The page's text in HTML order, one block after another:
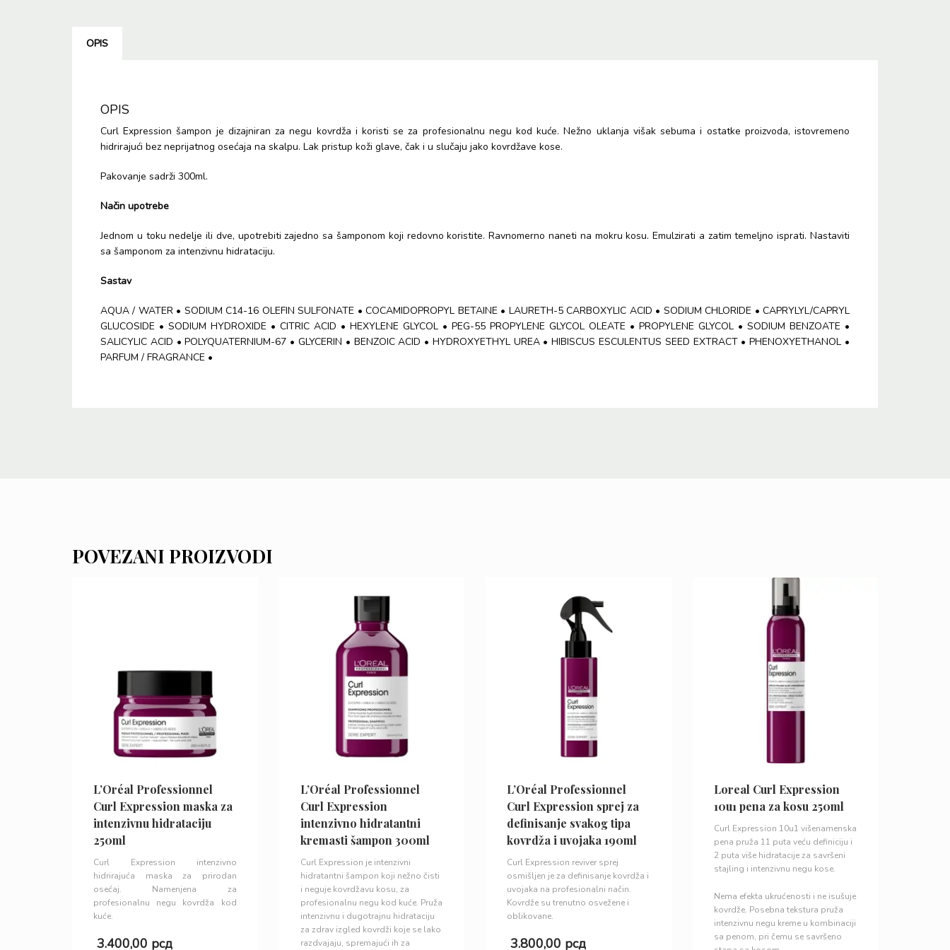
OPIS
OPIS
Curl Expression šampon je dizajniran za negu kovrdža i koristi se za profesionalnu negu kod kuće. Nežno uklanja višak sebuma i ostatke proizvoda, istovremeno
hidrirajući bez neprijatnog osećaja na skalpu. Lak pristup koži glave, čak i u slučaju jako kovrdžave kose.
Pakovanje sadrži 300ml.
Način upotrebe
Jednom u toku nedelje ili dve, upotrebiti zajedno sa šamponom koji redovno koristite. Ravnomerno naneti na mokru kosu. Emulzirati a zatim temeljno isprati. Nastaviti
sa šamponom za intenzivnu hidrataciju.
Sastav
AQUA / WATER • SODIUM C14-16 OLEFIN SULFONATE • COCAMIDOPROPYL BETAINE • LAURETH-5 CARBOXYLIC ACID • SODIUM CHLORIDE • CAPRYLYL/CAPRYL
GLUCOSIDE • SODIUM HYDROXIDE • CITRIC ACID • HEXYLENE GLYCOL • PEG-55 PROPYLENE GLYCOL OLEATE • PROPYLENE GLYCOL • SODIUM BENZOATE •
SALICYLIC ACID • POLYQUATERNIUM-67 • GLYCERIN • BENZOIC ACID • HYDROXYETHYL UREA • HIBISCUS ESCULENTUS SEED EXTRACT • PHENOXYETHANOL •
PARFUM / FRAGRANCE •
POVEZANI PROIZVODI
L’Oréal Professionnel
Curl Expression maska za
intenzivnu hidrataciju
250ml
Curl Expression intenzivno
hidrirajuća maska za prirodan
osećaj. Namenjena za
profesionalnu negu kovrdža kod
kuće.
3.400,00 рсд
L’Oréal Professionnel
Curl Expression
intenzivno hidratantni
kremasti šampon 300ml
Curl Expression je intenzivni
hidratantni šampon koji nežno čisti
i neguje kovrdžavu kosu, za
profesionalnu negu kod kuće. Pruža
intenzivnu i dugotrajnu hidrataciju
za zdrav izgled kovrdži koje se lako
razdvajaju, spremajući ih za
L’Oréal Professionnel
Curl Expression sprej za
definisanje svakog tipa
kovrdža i uvojaka 190ml
Curl Expression reviver sprej
osmišljen je za definisanje kovrdža i
uvojaka na profesionalni način.
Kovrdže su trenutno osvežene i
oblikovane.
3.800,00 рсд
Loreal Curl Expression
10u1 pena za kosu 250ml
Curl Expression 10u1 višenamenska
pena pruža 11 puta veću definiciju i
2 puta više hidratacije za savršeni
stajling i intenzivnu negu kose.
Nema efekta ukrućenosti i ne isušuje
kovrdže. Posebna tekstura pruža
intenzivnu negu kreme u kombinaciji
sa penom, pri čemu se savršeno